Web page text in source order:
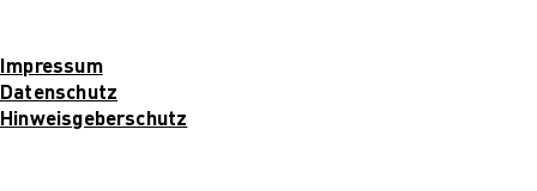
Impressum
Datenschutz
Hinweisgeberschutz